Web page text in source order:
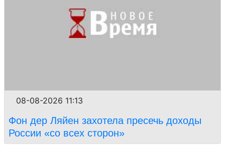
08-08-2026 11:13
Фон дер Ляйен захотела пресечь доходы
России «со всех сторон»